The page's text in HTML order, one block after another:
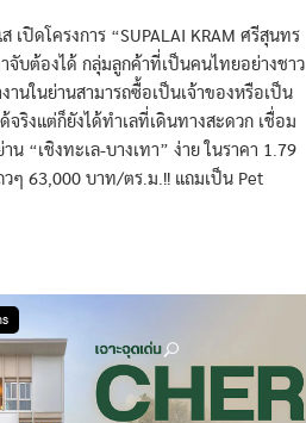
เปิดโครงการ “SUPALAI KRAM ศรีสุนทร
จับต้องได้ กลุ่มลูกค้าที่เป็นคนไทยอย่างชาว
านในย่านสามารถซื้อเป็นเจ้าของหรือเป็น
จริงแต่ก็ยังได้ทำเลที่เดินทางสะดวก เชื่อม
น “เชิงทะเล-บางเทา” ง่าย ในราคา 1.79
วๆ 63,000 บาท/ตร.ม.!! แถมเป็น Pet